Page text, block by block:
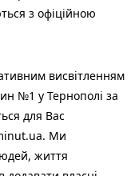
з офіційною
висвітленням
№1 у Тернополі за
для Вас
Ми
життя